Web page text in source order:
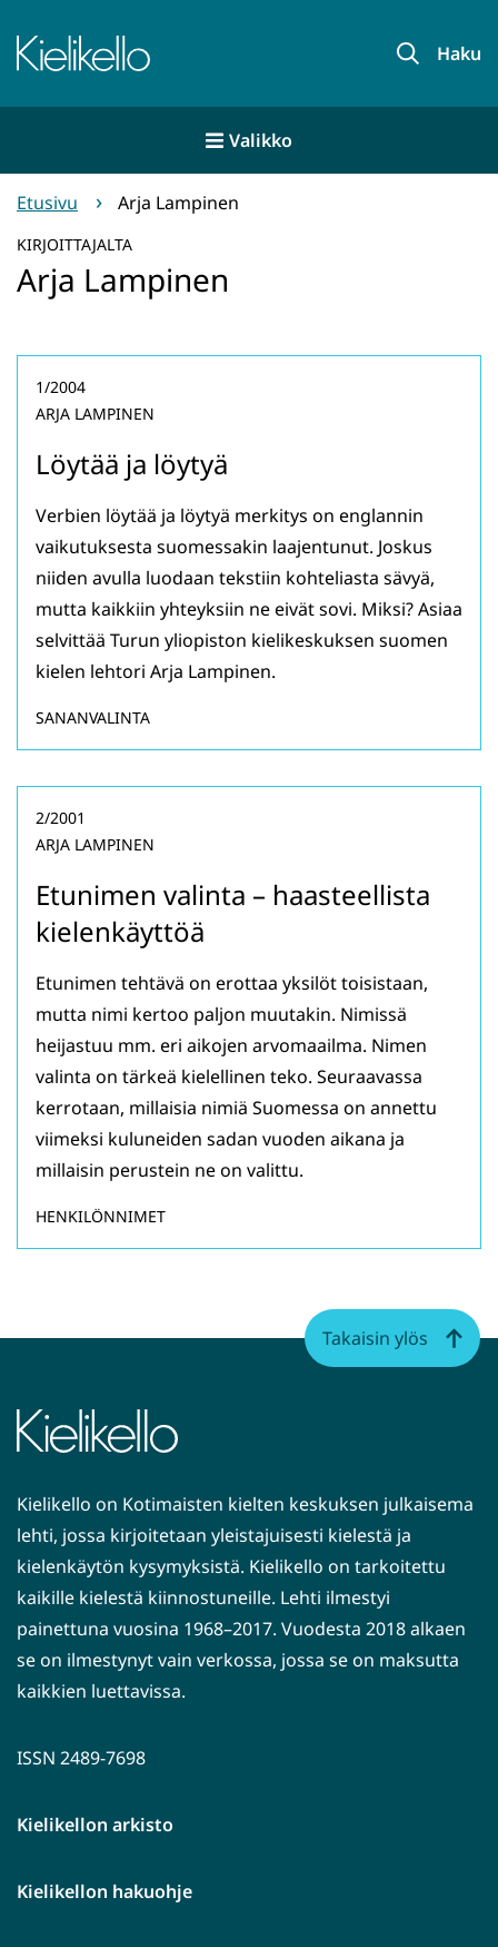
sisältöön
Etusivu Haku
Valikko
Etusivu Arja Lampinen
KIRJOITTAJALTA
Arja Lampinen
Löytää ja löytyä
1/2004
ARJA LAMPINEN
Verbien löytää ja löytyä merkitys on englannin
vaikutuksesta suomessakin laajentunut. Joskus
niiden avulla luodaan tekstiin kohteliasta sävyä,
mutta kaikkiin yhteyksiin ne eivät sovi. Miksi? Asiaa
selvittää Turun yliopiston kielikeskuksen suomen
kielen lehtori Arja Lampinen.
SANANVALINTA
Etunimen valinta – haasteellista
kielenkäyttöä
2/2001
ARJA LAMPINEN
Etunimen tehtävä on erottaa yksilöt toisistaan,
mutta nimi kertoo paljon muutakin. Nimissä
heijastuu mm. eri aikojen arvomaailma. Nimen
valinta on tärkeä kielellinen teko. Seuraavassa
kerrotaan, millaisia nimiä Suomessa on annettu
viimeksi kuluneiden sadan vuoden aikana ja
millaisin perustein ne on valittu.
HENKILÖNNIMET
Kielikello on Kotimaisten kielten keskuksen julkaisema
lehti, jossa kirjoitetaan yleistajuisesti kielestä ja
kielenkäytön kysymyksistä. Kielikello on tarkoitettu
kaikille kielestä kiinnostuneille. Lehti ilmestyi
painettuna vuosina 1968–2017. Vuodesta 2018 alkaen
se on ilmestynyt vain verkossa, jossa se on maksutta
kaikkien luettavissa.
ISSN 2489-7698
Kielikellon arkisto
Kielikellon hakuohje
Takaisin ylös